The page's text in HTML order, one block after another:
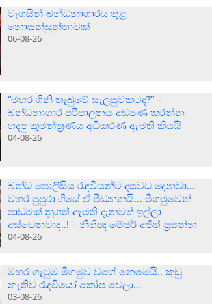
මැගසින් බන්ධනාගාරය තුළ
නොසන්සුන්තාවක්
06-08-26
“මහර ගිනි තැබුවේ සැලසුමකටද?” –
බන්ධනාගාර පරිපාලනය අඩපණ කරන්න
හදපු කුමන්ත්‍රණය අධිකරණ ඇමති කියයි
04-08-26
බන්ධ පොලිසිය රැඳවියන්ට දසවධ දෙනවා…
මහර පුපුරා ගියේ ඒ පීඩනනයි… මීගමුවෙන්
පාඩමක් නූගත් ඇමති දැනවත් ඉල්ලා
අස්වෙනවාද..! – නීතිඥ මේජර් අජිත් ප්‍රසන්න
04-08-26
මහර ගැටුම මීගමුව වගේ නෙමෙයි.. කුඩු
නැතිව රැදවියෝ කෝප වෙලා…
03-08-26